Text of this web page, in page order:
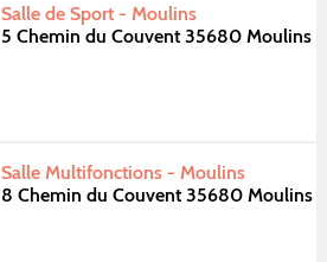
Salle de Sport - Moulins
5 Chemin du Couvent 35680 Moulins
Salle Multifonctions - Moulins
8 Chemin du Couvent 35680 Moulins